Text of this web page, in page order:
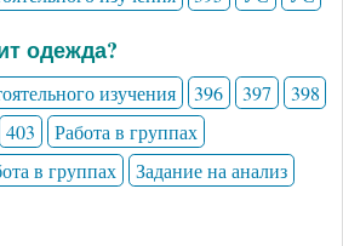
одежда?
изучения 396 397
398
403
Работа в группах
в группах
Задание на анализ